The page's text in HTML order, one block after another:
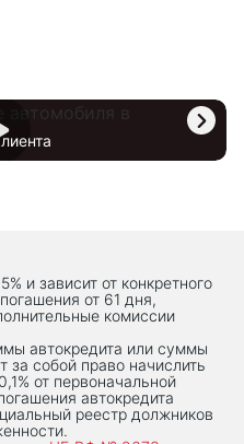
и зависит от конкретного
от 61 дня,
комиссии
автокредита или суммы
за собой право начислить
от первоначальной
автокредита
реестр должников